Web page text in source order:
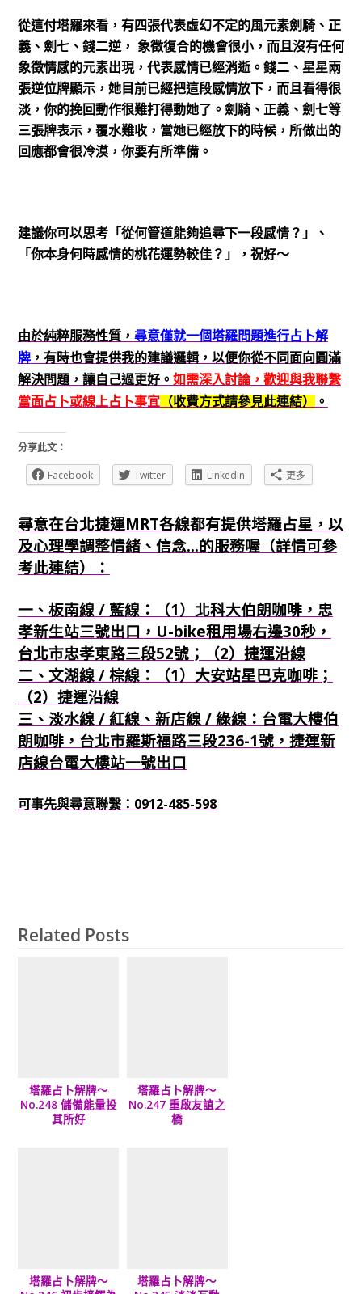
從這付塔羅來看，有四張代表虛幻不定的風元素劍騎、正
義、劍七、錢二逆， 象徵復合的機會很小，而且沒有任何
象徵情感的元素出現，代表感情已經消逝。錢二、星星兩
張逆位牌顯示，她目前已經把這段感情放下，而且看得很
淡，你的挽回動作很難打得動她了。劍騎、正義、劍七等
三張牌表示，覆水難收，當她已經放下的時候，所做出的
回應都會很冷漠，你要有所準備。
建議你可以思考「從何管道能夠追尋下一段感情？」、
「你本身何時感情的桃花運勢較佳？」，祝好～
由於純粹服務性質， 尋意僅就一個塔羅問題進行占卜解
牌，有時也會提供我的建議邏輯，以便你從不同面向圓滿
解決問題，讓自己過更好。 如需深入討論，歡迎與我聯繫
當面占卜或線上占卜事宜（收費方式請參見此連結） 。
分享此文：
Facebook
Twitter LinkedIn 更多
尋意在台北捷運MRT各線都有提供塔羅占星，以
及心理學調整情緒、信念...的服務喔（詳情可參
考此連結）：
一、板南線 / 藍線：（1）北科大伯朗咖啡，忠
孝新生站三號出口，U-bike租用場右邊30秒，
台北市忠孝東路三段52號；（2）捷運沿線
二、文湖線 / 棕線：（1）大安站星巴克咖啡；
（2）捷運沿線
三、淡水線 / 紅線、新店線 / 綠線：台電大樓伯
朗咖啡，台北市羅斯福路三段236-1號，捷運新
店線台電大樓站一號出口
可事先與尋意聯繫：0912-485-598
Related Posts
塔羅占卜解牌～
No.248 儲備能量投
其所好
塔羅占卜解牌～
No.247 重啟友誼之
橋
塔羅占卜解牌～
塔羅占卜解牌～